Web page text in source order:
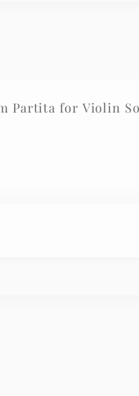
Partita for Violin